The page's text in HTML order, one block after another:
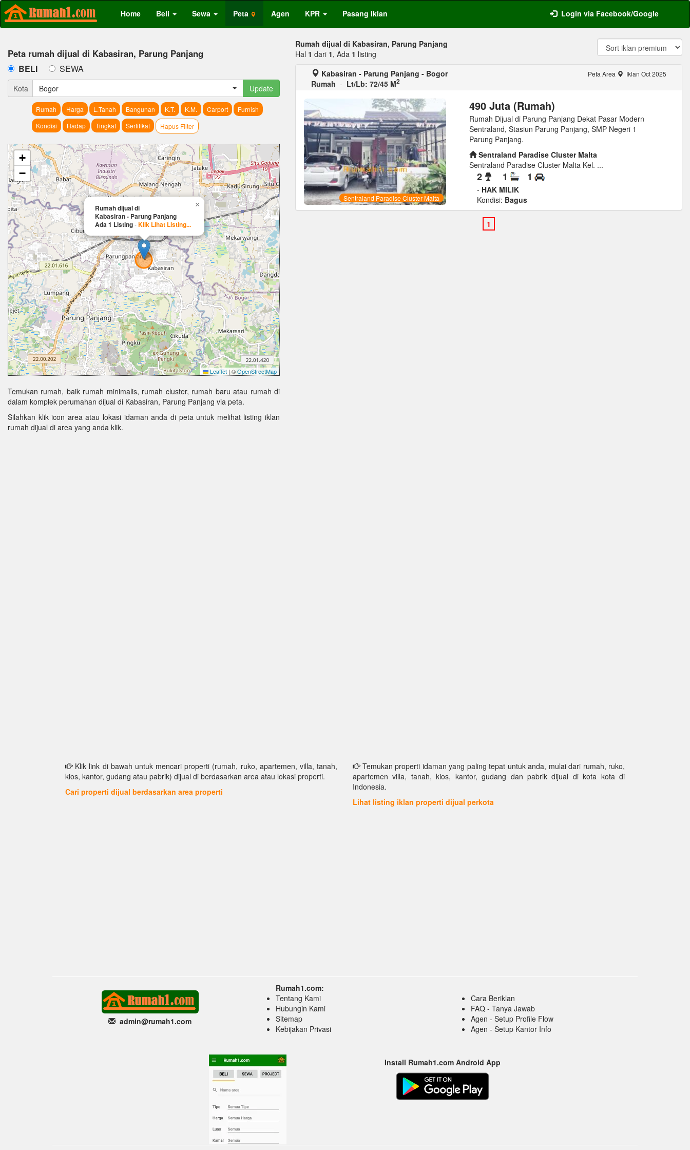
Home Beli Sewa Peta Agen KPR Pasang Iklan Login via Facebook/Google
Peta rumah dijual di Kabasiran, Parung Panjang
BELI SEWA
Kota Bogor Update
Rumah Harga L.Tanah Bangunan K.T. K.M. Carport
Furnish
Kondisi
Hadap Tingkat Sertifikat Hapus Filter
Rumah dijual di
Kabasiran - Parung Panjang
Ada 1 Listing-Klik Lihat Listing...
×
+
−
Leaflet | ©OpenStreetMap
Temukan rumah, baik rumah minimalis, rumah cluster, rumah baru atau rumah di
dalam komplek perumahan dijual di Kabasiran, Parung Panjang via peta.
Silahkan klik icon area atau lokasi idaman anda di peta untuk melihat listing iklan
rumah dijual di area yang anda klik.
Rumah dijual di Kabasiran, Parung Panjang
Hal 1 dari 1, Ada 1 listing
Kabasiran - Parung Panjang - Bogor
Rumah - Lt/Lb: 72/45 M2
Peta Area Iklan Oct 2025
Sentraland Paradise Cluster Malta
490 Juta (Rumah)
Rumah Dijual di Parung Panjang Dekat Pasar Modern
Sentraland, Stasiun Parung Panjang, SMP Negeri 1
Parung Panjang.
Sentraland Paradise Cluster Malta
Sentraland Paradise Cluster Malta Kel. ...
2 1 1
- HAK MILIK
Kondisi: Bagus
Klik link di bawah untuk mencari properti (rumah, ruko, apartemen, villa, tanah,
kios, kantor, gudang atau pabrik) dijual di berdasarkan area atau lokasi properti.
Cari properti dijual berdasarkan area properti
Temukan properti idaman yang paling tepat untuk anda, mulai dari rumah, ruko,
apartemen villa, tanah, kios, kantor, gudang dan pabrik dijual di kota kota di
Indonesia.
Lihat listing iklan properti dijual perkota
admin@rumah1.com
Rumah1.com:
Tentang Kami
Hubungin Kami
Sitemap
Kebijakan Privasi
Cara Beriklan
FAQ - Tanya Jawab
Agen - Setup Profile Flow
Agen - Setup Kantor Info
Install Rumah1.com Android App